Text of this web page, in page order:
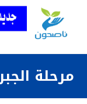
مرحلة